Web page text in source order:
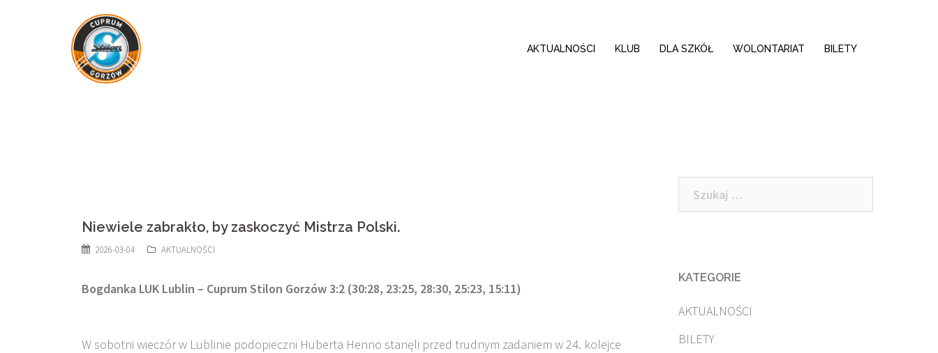
AKTUALNOŚCI KLUB DLA SZKÓŁ WOLONTARIAT BILETY
Niewiele zabrakło, by zaskoczyć Mistrza Polski.
2026-03-04 AKTUALNOŚCI
Bogdanka LUK Lublin – Cuprum Stilon Gorzów 3:2 (30:28, 23:25, 28:30, 25:23, 15:11)
W sobotni wieczór w Lublinie podopieczni Huberta Henno stanęli przed trudnym zadaniem w 24. kolejce
Szukaj:
KATEGORIE
AKTUALNOŚCI
BILETY